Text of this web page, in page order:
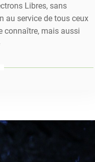
Libres, sans
au service de tous ceux
connaître, mais aussi